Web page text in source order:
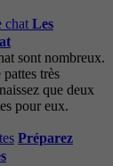
Les
sont nombreux.
très
que deux
pour eux.
Préparez